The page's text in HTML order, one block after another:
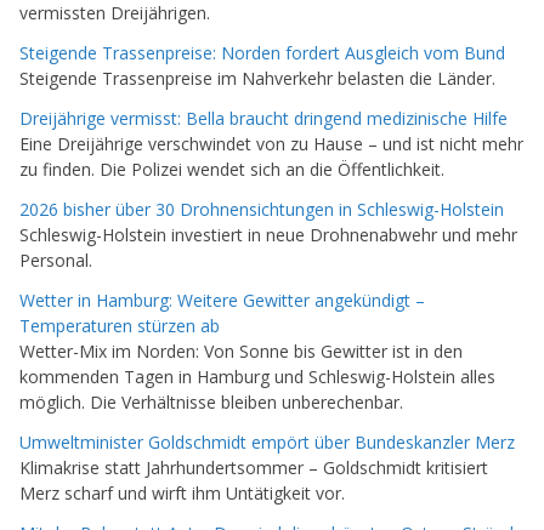
vermissten Dreijährigen.
Steigende Trassenpreise: Norden fordert Ausgleich vom Bund
Steigende Trassenpreise im Nahverkehr belasten die Länder.
Dreijährige vermisst: Bella braucht dringend medizinische Hilfe
Eine Dreijährige verschwindet von zu Hause – und ist nicht mehr
zu finden. Die Polizei wendet sich an die Öffentlichkeit.
2026 bisher über 30 Drohnensichtungen in Schleswig-Holstein
Schleswig-Holstein investiert in neue Drohnenabwehr und mehr
Personal.
Wetter in Hamburg: Weitere Gewitter angekündigt –
Temperaturen stürzen ab
Wetter-Mix im Norden: Von Sonne bis Gewitter ist in den
kommenden Tagen in Hamburg und Schleswig-Holstein alles
möglich. Die Verhältnisse bleiben unberechenbar.
Umweltminister Goldschmidt empört über Bundeskanzler Merz
Klimakrise statt Jahrhundertsommer – Goldschmidt kritisiert
Merz scharf und wirft ihm Untätigkeit vor.